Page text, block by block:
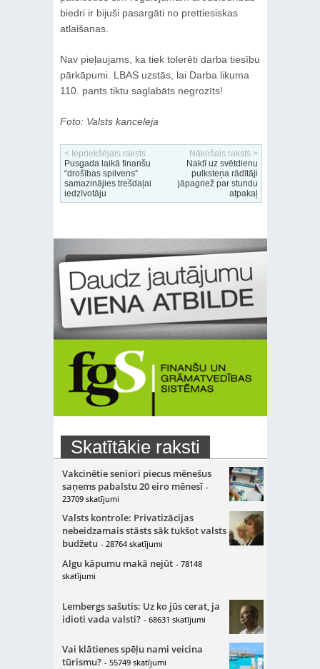
biedri ir bijuši pasargāti no prettiesiskas
atlaišanas.
Nav pieļaujams, ka tiek tolerēti darba tiesību
pārkāpumi. LBAS uzstās, lai Darba likuma
110. pants tiktu saglabāts negrozīts!
Foto: Valsts kanceleja
< Iepriekšējais raksts
Pusgada laikā finanšu
“drošības spilvens”
samazinājies trešdaļai
iedzīvotāju
Nākošais raksts >
Naktī uz svētdienu
pulksteņa rādītāji
jāpagriež par stundu
atpakaļ
Skatītākie raksti
Vakcinētie seniori piecus mēnešus
saņems pabalstu 20 eiro mēnesī -
23709 skatījumi
Valsts kontrole: Privatizācijas
nebeidzamais stāsts sāk tukšot valsts
budžetu - 28764 skatījumi
Algu kāpumu makā nejūt - 78148
skatījumi
Lembergs sašutis: Uz ko jūs cerat, ja
idioti vada valsti? - 68631 skatījumi
Vai klātienes spēļu nami veicina
tūrismu? - 55749 skatījumi